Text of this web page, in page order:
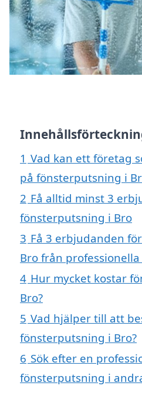
1 Vad kan ett företag
på fönsterputsning i
2 Få alltid minst 3
fönsterputsning i Bro
3 Få 3 erbjudanden
Bro från
4 Hur mycket kostar
Bro?
5 Vad hjälper till att
fönsterputsning i Bro?
6 Sök efter en
fönsterputsning i